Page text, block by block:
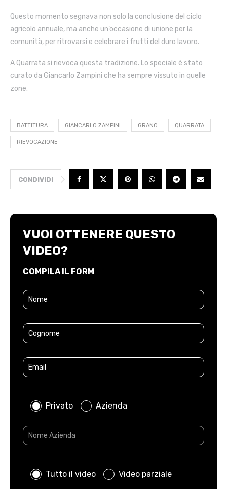
Questo momento segnava non solo la conclusione del ciclo
agricolo annuale, ma anche un’occasione di unione per la
comunità, per ritrovarsi e celebrare i frutti del duro lavoro.
A Quarrata si rievoca questa tradizione. Lo speciale è stato
curato da Giancarlo Zampini che ha sempre vissuto in quelle
zone.
BATTITURA GIANCARLO ZAMPINI GRANO QUARRATA
RIEVOCAZIONE
CONDIVIDI
VUOI OTTENERE QUESTO
VIDEO?
COMPILA IL FORM
Privato Azienda
Tutto il video Video parziale